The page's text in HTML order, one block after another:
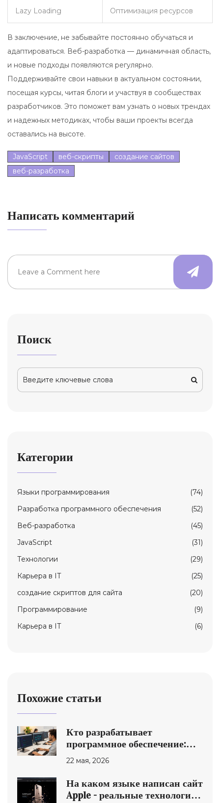
Lazy Loading Оптимизация ресурсов
В заключение, не забывайте постоянно обучаться и
адаптироваться. Веб-разработка — динамичная область,
и новые подходы появляются регулярно.
Поддерживайте свои навыки в актуальном состоянии,
посещая курсы, читая блоги и участвуя в сообществах
разработчиков. Это поможет вам узнать о новых трендах
и надежных методиках, чтобы ваши проекты всегда
оставались на высоте.
JavaScript веб-скрипты
создание сайтов
веб-разработка
Написать комментарий
Поиск
Категории
Языки программирования
(74)
Разработка программного обеспечения
(52)
Веб-разработка
(45)
JavaScript
(31)
Технологии
(29)
Карьерa в IT
(25)
создание скриптов для сайта
(20)
Программирование
(9)
Карьера в IT
(6)
Похожие статьи
Кто разрабатывает
программное обеспечение:
роли, навыки и путь в IT
22 мая, 2026
На каком языке написан сайт
Apple - реальные технологии